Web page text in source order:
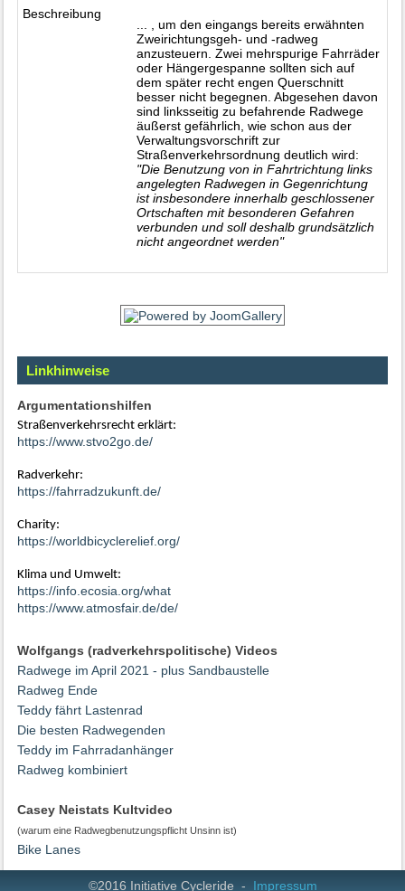
Beschreibung
... , um den eingangs bereits erwähnten
Zweirichtungsgeh- und -radweg
anzusteuern. Zwei mehrspurige Fahrräder
oder Hängergespanne sollten sich auf
dem später recht engen Querschnitt
besser nicht begegnen. Abgesehen davon
sind linksseitig zu befahrende Radwege
äußerst gefährlich, wie schon aus der
Verwaltungsvorschrift zur
Straßenverkehrsordnung deutlich wird:
"Die Benutzung von in Fahrtrichtung links
angelegten Radwegen in Gegenrichtung
ist insbesondere innerhalb geschlossener
Ortschaften mit besonderen Gefahren
verbunden und soll deshalb grundsätzlich
nicht angeordnet werden"
Linkhinweise
Argumentationshilfen
Straßenverkehrsrecht erklärt:
https://www.stvo2go.de/
Radverkehr:
https://fahrradzukunft.de/
Charity:
https://worldbicyclerelief.org/
Klima und Umwelt:
https://info.ecosia.org/what
https://www.atmosfair.de/de/
Wolfgangs (radverkehrspolitische) Videos
Radwege im April 2021 - plus Sandbaustelle
Radweg Ende
Teddy fährt Lastenrad
Die besten Radwegenden
Teddy im Fahrradanhänger
Radweg kombiniert
Casey Neistats Kultvideo
(warum eine Radwegbenutzungspflicht Unsinn ist)
Bike Lanes
©2016 Initiative Cycleride - Impressum